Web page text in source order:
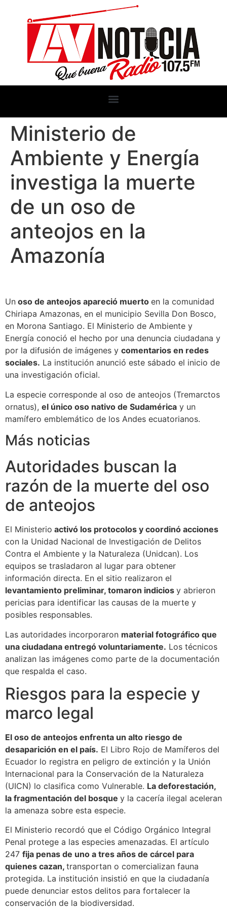
Ministerio de
Ambiente y Energía
investiga la muerte
de un oso de
anteojos en la
Amazonía
Un oso de anteojos apareció muerto en la comunidad
Chiriapa Amazonas, en el municipio Sevilla Don Bosco,
en Morona Santiago. El Ministerio de Ambiente y
Energía conoció el hecho por una denuncia ciudadana y
por la difusión de imágenes y comentarios en redes
sociales. La institución anunció este sábado el inicio de
una investigación oficial.
La especie corresponde al oso de anteojos (Tremarctos
ornatus), el único oso nativo de Sudamérica y un
mamífero emblemático de los Andes ecuatorianos.
Más noticias
Autoridades buscan la
razón de la muerte del oso
de anteojos
El Ministerio activó los protocolos y coordinó acciones
con la Unidad Nacional de Investigación de Delitos
Contra el Ambiente y la Naturaleza (Unidcan). Los
equipos se trasladaron al lugar para obtener
información directa. En el sitio realizaron el
levantamiento preliminar, tomaron indicios y abrieron
pericias para identificar las causas de la muerte y
posibles responsables.
Las autoridades incorporaron material fotográfico que
una ciudadana entregó voluntariamente. Los técnicos
analizan las imágenes como parte de la documentación
que respalda el caso.
Riesgos para la especie y
marco legal
El oso de anteojos enfrenta un alto riesgo de
desaparición en el país. El Libro Rojo de Mamíferos del
Ecuador lo registra en peligro de extinción y la Unión
Internacional para la Conservación de la Naturaleza
(UICN) lo clasifica como Vulnerable. La deforestación,
la fragmentación del bosque y la cacería ilegal aceleran
la amenaza sobre esta especie.
El Ministerio recordó que el Código Orgánico Integral
Penal protege a las especies amenazadas. El artículo
247 fija penas de uno a tres años de cárcel para
quienes cazan, transportan o comercializan fauna
protegida. La institución insistió en que la ciudadanía
puede denunciar estos delitos para fortalecer la
conservación de la biodiversidad.